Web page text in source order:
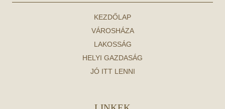
KEZDŐLAP
VÁROSHÁZA
LAKOSSÁG
HELYI GAZDASÁG
JÓ ITT LENNI